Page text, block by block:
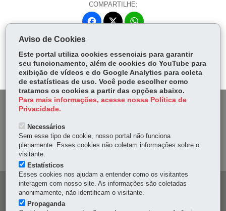
COMPARTILHE:
Fa
ok
itt
er
W
Ap
p
DENUNCIE CORRUPÇÃO
OUVIDORIA
Navegação
principal
Aviso de Cookies
Este portal utiliza cookies essenciais para garantir
seu funcionamento, além de cookies do YouTube para
exibição de vídeos e do Google Analytics para coleta
de estatísticas de uso. Você pode escolher como
tratamos os cookies a partir das opções abaixo.
Para mais informações, acesse nossa Política de
Privacidade.
Necessários
Sem esse tipo de cookie, nosso portal não funciona
plenamente. Esses cookies não coletam informações sobre o
visitante.
Estatísticos
Esses cookies nos ajudam a entender como os visitantes
interagem com nosso site. As informações são coletadas
anonimamente, não identificam o visitante.
Propaganda